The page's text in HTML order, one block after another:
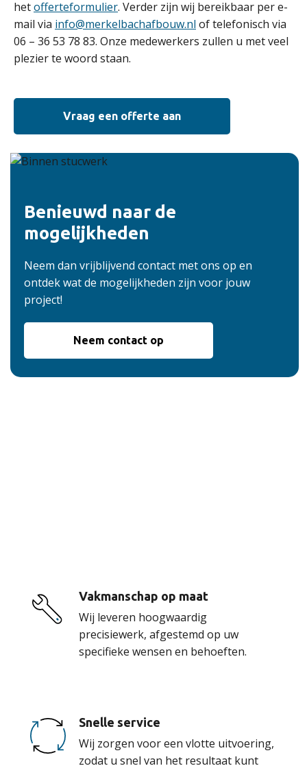
hetofferteformulier. Verder zijn wij bereikbaar per e-
mail via info@merkelbachafbouw.nl of telefonisch via
06 – 36 53 78 83. Onze medewerkers zullen u met veel
plezier te woord staan.
Vraag een offerte aan
Benieuwd naar de
mogelijkheden
Neem dan vrijblijvend contact met ons op en
ontdek wat de mogelijkheden zijn voor jouw
project!
Neem contact op
Vakmanschap op maat
Wij leveren hoogwaardig
precisiewerk, afgestemd op uw
specifieke wensen en behoeften.
Snelle service
Wij zorgen voor een vlotte uitvoering,
zodat u snel van het resultaat kunt